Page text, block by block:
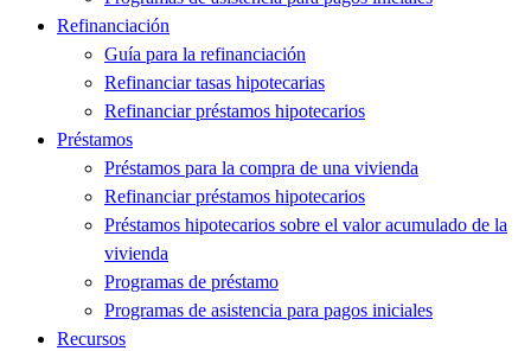
Refinanciación
Guía para la refinanciación
Refinanciar tasas hipotecarias
Refinanciar préstamos hipotecarios
Préstamos
Préstamos para la compra de una vivienda
Refinanciar préstamos hipotecarios
Préstamos hipotecarios sobre el valor acumulado de la
vivienda
Programas de préstamo
Programas de asistencia para pagos iniciales
Recursos